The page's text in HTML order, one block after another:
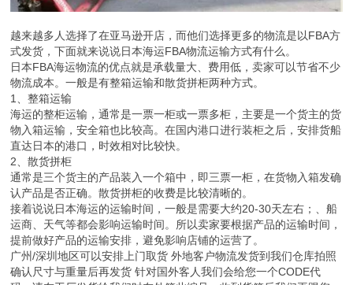
越来越多人选择了在亚马逊开店，而他们选择更多的物流是以FBA方
式发货，下面就来说说日本海运FBA物流运输方式有什么。
日本FBA海运物流的优点就是承载量大、费用低，卖家可以节省不少
物流成本。一般是有整箱运输和散货拼柜两种方式。
1、整箱运输
海运的整柜运输，通常是一票一柜或一票多柜，主要是一个货主的货
物入箱运输，安全箱也比较高。在国内港口进行装柜之后，安排货船
直达日本的港口，时效相对比较快。
2、散货拼柜
通常是三个货主的产品装入一个箱中，即三票一柜，在货物入箱发确
认产品是否正确。散货拼柜的收费是比较清晰的。
接着说说日本海运的运输时间，一般是需要大约20-30天左右；、船
运商、天气等都会影响运输时间。所以卖家要根据产品的运输时间，
提前做好产品的运输安排，避免影响店铺的运营了。
广州/深圳地区可以安排上门取货 外地客户物流发货到我们仓库拍照
确认尺寸与重量后再发货 针对国外客人我们会给您一个CODE代